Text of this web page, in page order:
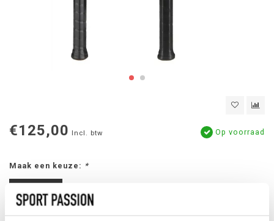
€125,00 Incl. btw Op voorraad
Maak een keuze: *